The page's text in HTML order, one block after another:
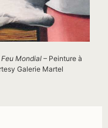
Mondial– Peinture à
Galerie Martel